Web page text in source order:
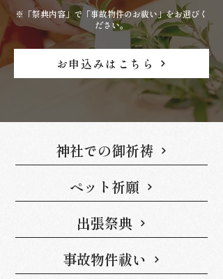
※「祭典内容」で「事故物件のお祓い」をお選びく
ださい。
お申込みはこちら
神社での御祈祷
ペット祈願
出張祭典
事故物件祓い